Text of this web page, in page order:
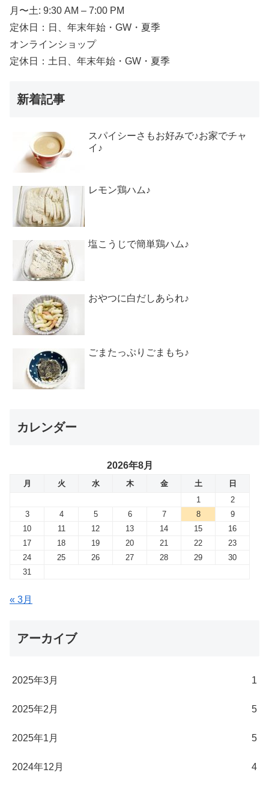
月〜土: 9:30 AM – 7:00 PM
定休日：日、年末年始・GW・夏季
オンラインショップ
定休日：土日、年末年始・GW・夏季
新着記事
スパイシーさもお好みで♪お家でチャ
イ♪
レモン鶏ハム♪
塩こうじで簡単鶏ハム♪
おやつに白だしあられ♪
ごまたっぷりごまもち♪
カレンダー
2026年8月
月 火 水 木 金 土
日
1
2
3
4 5 6 7 8
9
10
11 12 13 14 15
16
17
18 19 20 21 22
23
24
25 26 27 28 29
30
31
« 3月
アーカイブ
2025年3月 1
2025年2月 5
2025年1月 5
2024年12月 4